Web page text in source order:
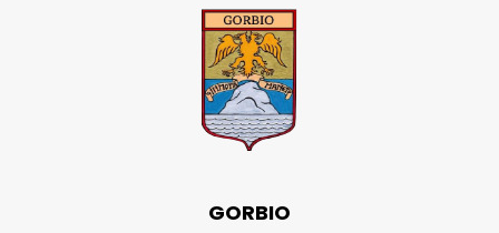
GORBIO